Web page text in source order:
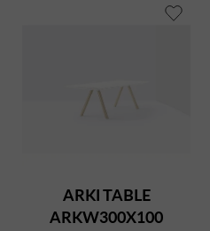
ARKI TABLE
ARKW300X100